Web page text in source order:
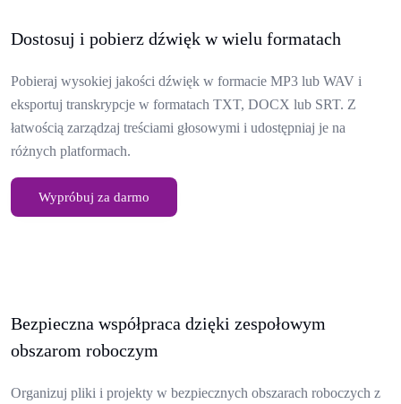
Dostosuj i pobierz dźwięk w wielu formatach
Pobieraj wysokiej jakości dźwięk w formacie MP3 lub WAV i
eksportuj transkrypcje w formatach TXT, DOCX lub SRT. Z
łatwością zarządzaj treściami głosowymi i udostępniaj je na
różnych platformach.
Wypróbuj za darmo
Bezpieczna współpraca dzięki zespołowym
obszarom roboczym
Organizuj pliki i projekty w bezpiecznych obszarach roboczych z